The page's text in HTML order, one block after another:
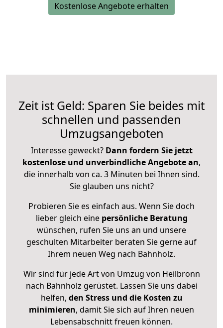
Kostenlose Angebote erhalten
Zeit ist Geld: Sparen Sie beides mit
schnellen und passenden
Umzugsangeboten
Interesse geweckt? Dann fordern Sie jetzt
kostenlose und unverbindliche Angebote an,
die innerhalb von ca. 3 Minuten bei Ihnen sind.
Sie glauben uns nicht?
Probieren Sie es einfach aus. Wenn Sie doch
lieber gleich eine persönliche Beratung
wünschen, rufen Sie uns an und unsere
geschulten Mitarbeiter beraten Sie gerne auf
Ihrem neuen Weg nach Bahnholz.
Wir sind für jede Art von Umzug von Heilbronn
nach Bahnholz gerüstet. Lassen Sie uns dabei
helfen, den Stress und die Kosten zu
minimieren, damit Sie sich auf Ihren neuen
Lebensabschnitt freuen können.